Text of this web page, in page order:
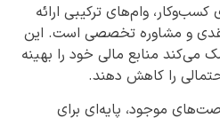
وام‌های ترکیبی ارائه
و مشاوره تخصصی است. این
می‌کند منابع مالی خود را بهینه
را کاهش دهند.
موجود، پایه‌ای برای